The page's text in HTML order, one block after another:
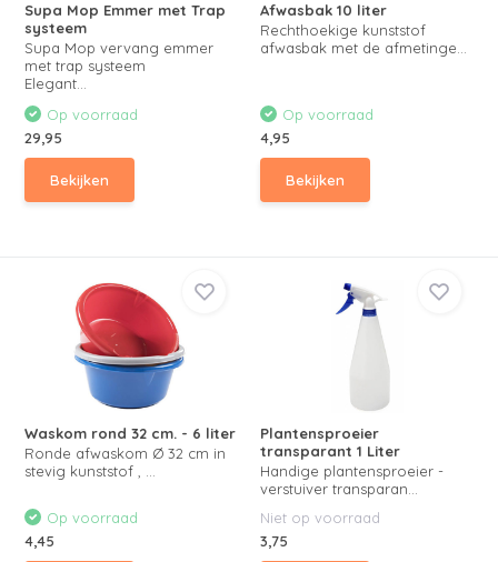
Supa Mop Emmer met Trap
systeem
Supa Mop vervang emmer
met trap systeem
Elegant...
Op voorraad
29,95
Bekijken
Afwasbak 10 liter
Rechthoekige kunststof
afwasbak met de afmetinge...
Op voorraad
4,95
Bekijken
Waskom rond 32 cm. - 6 liter
Ronde afwaskom Ø 32 cm in
stevig kunststof , ...
Op voorraad
4,45
Plantensproeier
transparant 1 Liter
Handige plantensproeier -
verstuiver transparan...
Niet op voorraad
3,75